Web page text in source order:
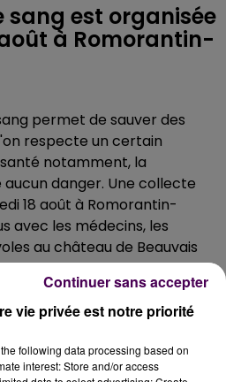
sang est organisée
à Romorantin-
permet de sauver des
respecte un certain
notamment, la
danger. Une collecte
18 août à Romorantin-
avec les médecins, les
au château de Beauvais
vie privée est notre priorité
following data processing based on
interest: Store and/or access
Continuer sans accepter